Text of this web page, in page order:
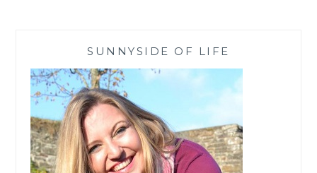
SUNNYSIDE OF LIFE